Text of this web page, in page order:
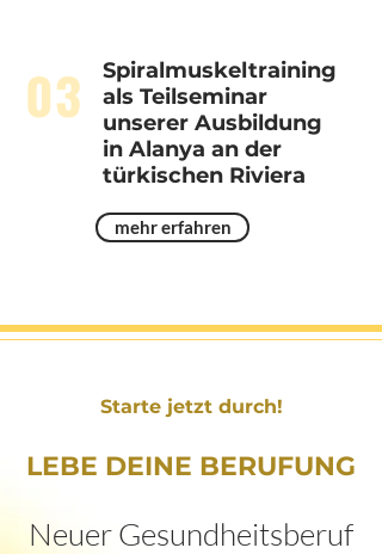
03
Spiralmuskeltraining
als Teilseminar
unserer Ausbildung
in Alanya an der
türkischen Riviera
mehr erfahren
Starte jetzt durch!
​​LEBE DEINE BERUFUNG
Neuer Gesundheitsberuf